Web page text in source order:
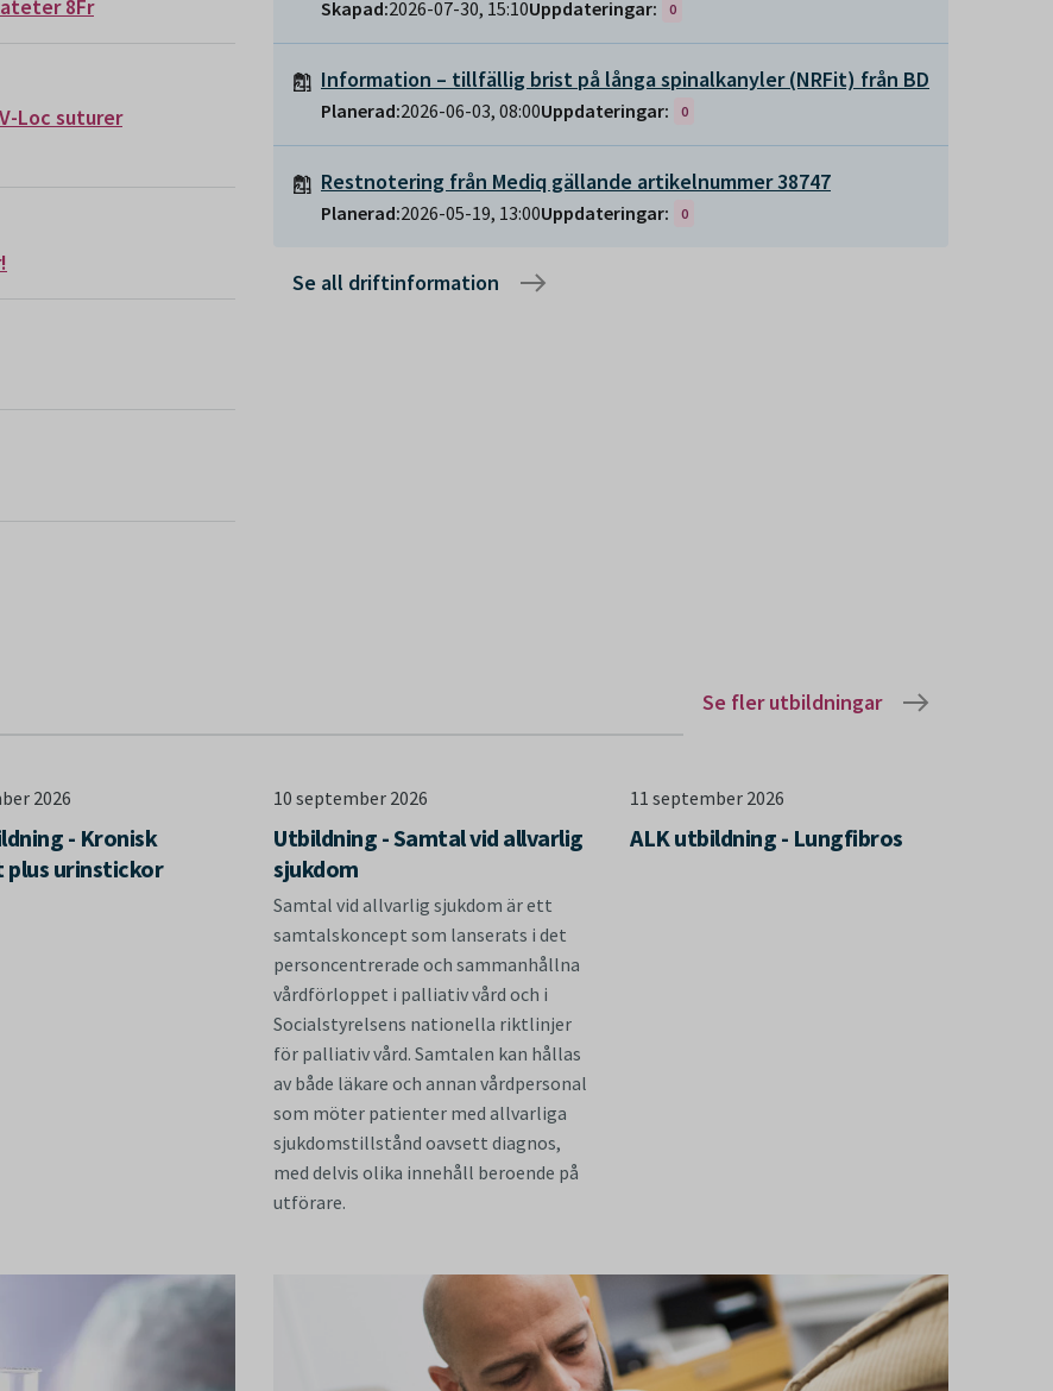
8Fr
Loc suturer
Skapad:2026-07-30, 15:10Uppdateringar: 0
PÅGÅENDE:
Information – tillfällig brist på långa spinalkanyler (NRFit) från BD
Status:Pågående
Planerad:2026-06-03, 08:00Uppdateringar: 0
PÅGÅENDE:
Restnotering från Mediq gällande artikelnummer 38747
Status:Pågående
Planerad:2026-05-19, 13:00Uppdateringar: 0
Se all driftinformation
Se fler utbildningar
2026
- Kronisk
plus urinstickor
10 september 2026
Utbildning - Samtal vid allvarlig
sjukdom
Samtal vid allvarlig sjukdom är ett
samtalskoncept som lanserats i det
personcentrerade och sammanhållna
vårdförloppet i palliativ vård och i
Socialstyrelsens nationella riktlinjer
för palliativ vård. Samtalen kan hållas
av både läkare och annan vårdpersonal
som möter patienter med allvarliga
sjukdomstillstånd oavsett diagnos,
med delvis olika innehåll beroende på
utförare.
11 september 2026
ALK utbildning - Lungfibros